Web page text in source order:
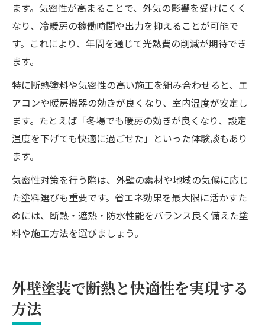
ます。気密性が高まることで、外気の影響を受けにくく
なり、冷暖房の稼働時間や出力を抑えることが可能で
す。これにより、年間を通じて光熱費の削減が期待でき
ます。
特に断熱塗料や気密性の高い施工を組み合わせると、エ
アコンや暖房機器の効きが良くなり、室内温度が安定し
ます。たとえば「冬場でも暖房の効きが良くなり、設定
温度を下げても快適に過ごせた」といった体験談もあり
ます。
気密性対策を行う際は、外壁の素材や地域の気候に応じ
た塗料選びも重要です。省エネ効果を最大限に活かすた
めには、断熱・遮熱・防水性能をバランス良く備えた塗
料や施工方法を選びましょう。
外壁塗装で断熱と快適性を実現する
方法